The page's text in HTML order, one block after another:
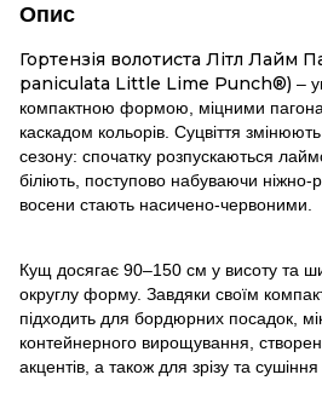
Опис
Гортензія волотиста Літл Лайм
paniculata Little Lime Punch®) –
компактною формою, міцними
каскадом кольорів. Суцвіття змінюють
сезону: спочатку розпускаються
біліють, поступово набуваючи
восени стають насичено-червоними.
Кущ досягає 90–150 см у висоту та
округлу форму. Завдяки своїм
підходить для бордюрних посадок,
контейнерного вирощування,
акцентів, а також для зрізу та сушіння